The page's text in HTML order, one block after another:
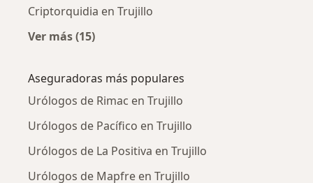
Criptorquidia en Trujillo
Ver más (15)
Aseguradoras más populares
Urólogos de Rimac en Trujillo
Urólogos de Pacífico en Trujillo
Urólogos de La Positiva en Trujillo
Urólogos de Mapfre en Trujillo